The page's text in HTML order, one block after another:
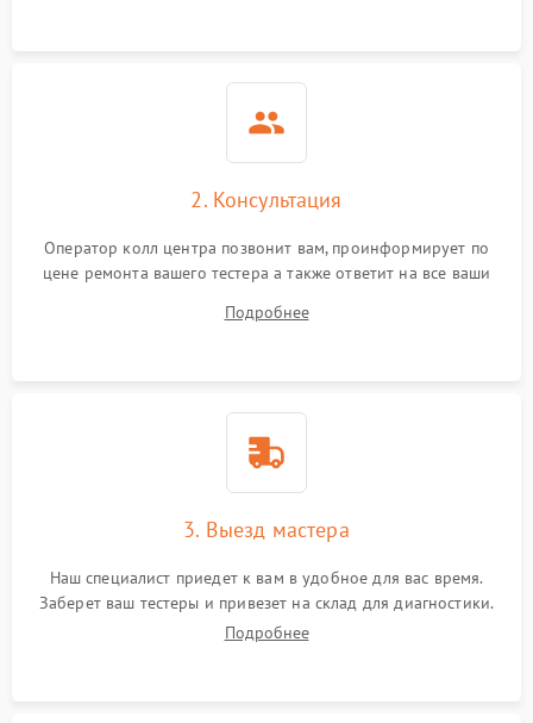
2. Консультация
Оператор колл центра позвонит вам, проинформирует по
цене ремонта вашего тестера а также ответит на все ваши
Подробнее
3. Выезд мастера
Наш специалист приедет к вам в удобное для вас время.
Заберет ваш тестеры и привезет на склад для диагностики.
Подробнее